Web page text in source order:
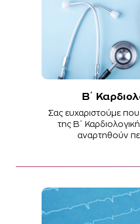
Β΄
Σας ευχαριστούμε
της Β΄
αναρτηθούν